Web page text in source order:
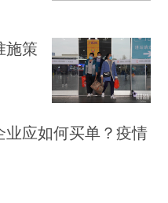
施策
应如何买单？疫情